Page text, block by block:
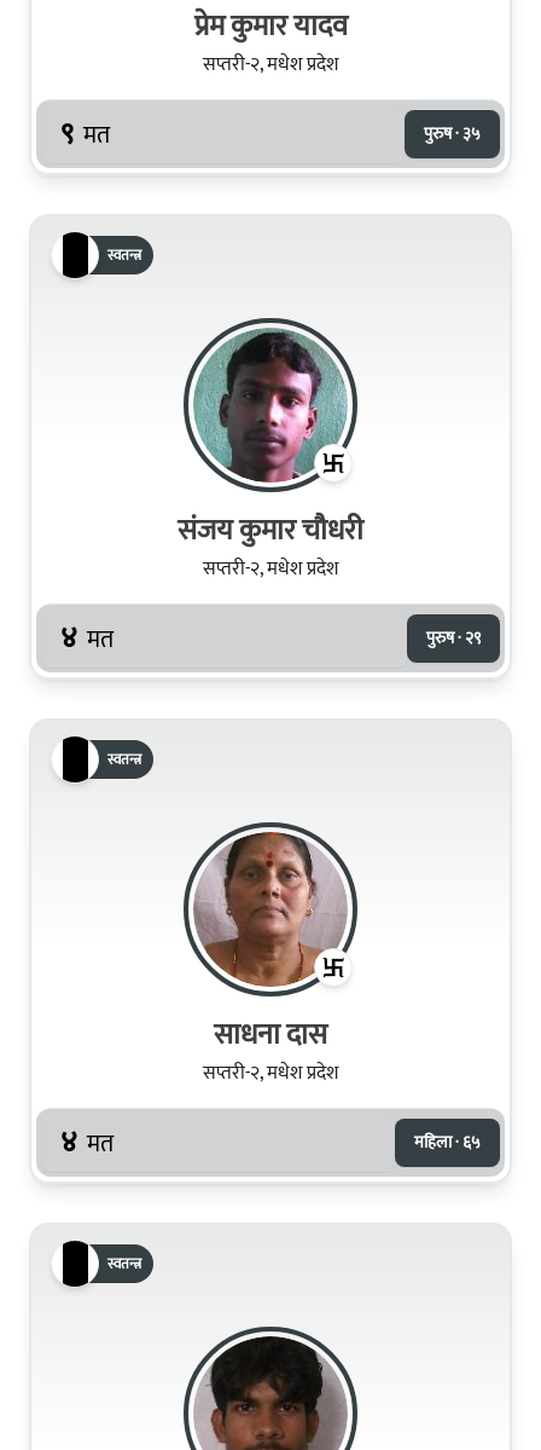
प्रेम कुमार यादव
सप्तरी-२, मधेश प्रदेश
९ मत पुरुष · ३५
स्वतन्त्र
संजय कुमार चौधरी
सप्तरी-२, मधेश प्रदेश
४ मत पुरुष · २९
स्वतन्त्र
साधना दास
सप्तरी-२, मधेश प्रदेश
४ मत महिला · ६५
स्वतन्त्र